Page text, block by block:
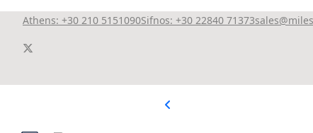
Athens: +30 210 5151090Sifnos: +30 22840 71373